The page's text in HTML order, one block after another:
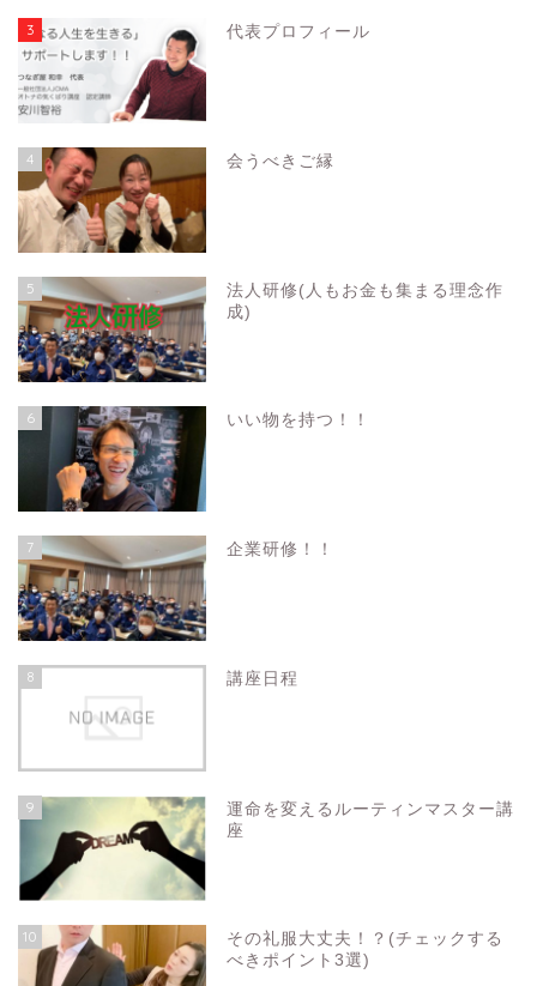
3 代表プロフィール
4 会うべきご縁
5
法人研修(人もお金も集まる理念作
成)
6 いい物を持つ！！
7 企業研修！！
8 講座日程
9
運命を変えるルーティンマスター講
座
10
その礼服大丈夫！？(チェックする
べきポイント3選)